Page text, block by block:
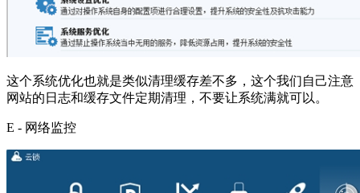
这个系统优化也就是类似清理缓存差不多，这个我们自己注意
网站的日志和缓存文件定期清理，不要让系统满就可以。
E - 网络监控